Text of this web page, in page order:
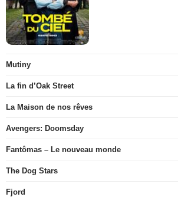
Mutiny
La fin d’Oak Street
La Maison de nos rêves
Avengers: Doomsday
Fantômas – Le nouveau monde
The Dog Stars
Fjord